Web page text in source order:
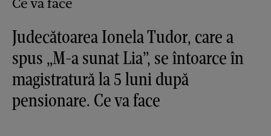
Judecătoarea Ionela Tudor, care a
spus „M-a sunat Lia”, se întoarce în
magistratură la 5 luni după
pensionare. Ce va face